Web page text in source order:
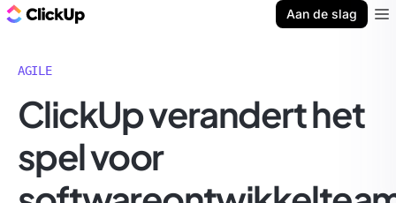
Aan de slag
AGILE
ClickUp verandert het
spel voor